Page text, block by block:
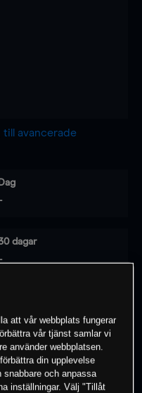
avancerade
Dag
dagar
position i detta
att vår webbplats fungerar
vår tjänst samlar vi
använder webbplatsen.
din upplevelse
och anpassa
inställningar. Välj "Tillåt